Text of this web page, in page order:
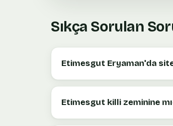
Sıkça Sorulan
Etimesgut Eryaman'da
Etimesgut killi zeminine